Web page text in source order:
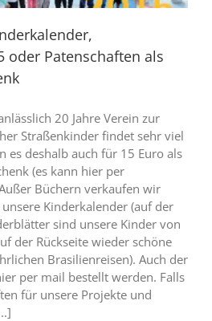
oder Patenschaften als
20 Jahre Verein zur
Straßenkinder findet sehr viel
es deshalb auch für 15 Euro als
(es kann hier per
Büchern verkaufen wir
Kinderkalender (auf der
sind unsere Kinder von
der Rückseite wieder schöne
Brasilienreisen). Auch der
per mail bestellt werden. Falls
für unsere Projekte und